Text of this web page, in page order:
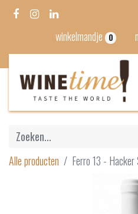
winkelmandje 0
Alle producten Ferro 13 -